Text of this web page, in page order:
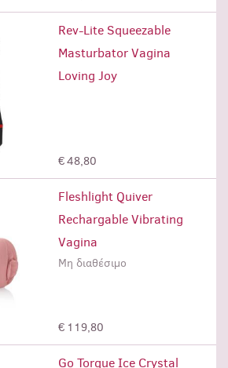
Rev-Lite Squeezable
Masturbator Vagina
Loving Joy
€ 48,80
Fleshlight Quiver
Rechargable Vibrating
Vagina
Μη διαθέσιμο
€ 119,80
Go Torque Ice Crystal